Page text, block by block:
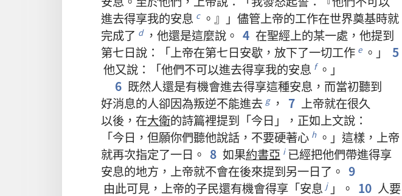
進去得享我的安息 c 。』」 儘管上帝的工作在世界奠基時就
完成了 d ， 他還是這麼說 。 4 在聖經上的某一處 ， 他提到
第七日說 ：「上帝在第七日安歇 ， 放下了一切工作 e 。」
5
他又說 ：「他們不可以進去得享我的安息 f 。」
6 既然人還是有機會進去得享這種安息 ， 而當初聽到
好消息的人卻因為叛逆不能進去 g ， 7 上帝就在很久
以後 ， 在大衛的詩篇裡提到 「今日 」， 正如上文說 ：
「今日 ， 但願你們聽他說話 ， 不要硬著心 h 。」 這樣 ， 上帝
就再次指定了一日 。 8 如果約書亞 i 已經把他們帶進得享
安息的地方 ， 上帝就不會在後來提到另一日了 。 9
由此可見 ， 上帝的子民還有機會得享 「安息 j 」。 10 人要